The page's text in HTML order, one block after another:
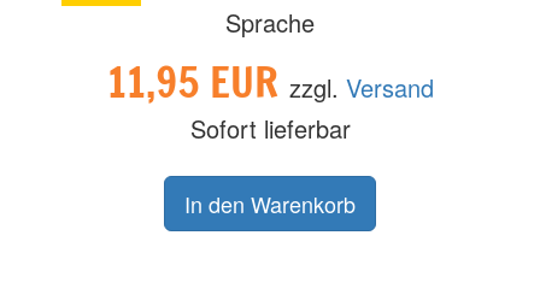
Sprache
11,95 EUR zzgl. Versand
Sofort lieferbar